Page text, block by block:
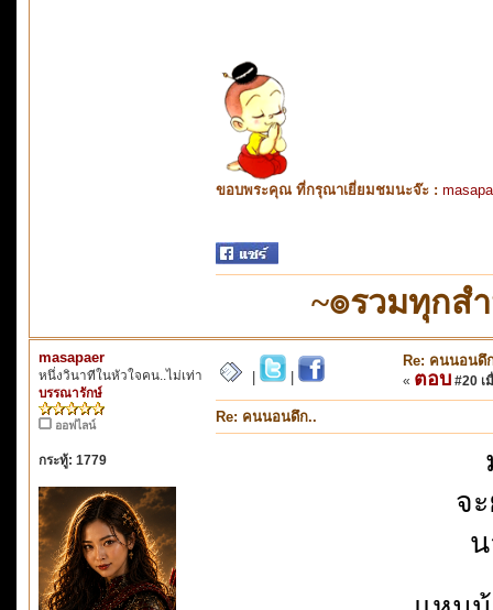
ขอบพระคุณ ที่กรุณาเยี่ยมชมนะจ๊ะ :
~๏รวมทุกส
masapaer
หนึ่งวินาทีในหัวใจคน..ไม่เท่า
บรรณารักษ์
ออฟไลน์
กระทู้: 1779
Re: คนนอนดึ
« ตอบ #20 เ
Re: คนนอนดึก..
จ